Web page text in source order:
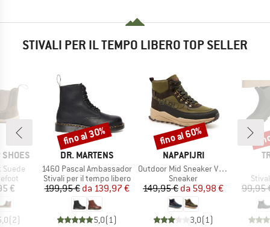
STIVALI PER IL TEMPO LIBERO TOP SELLER
SHOES
Suede
€
(2)
MARCHIO
DR. MARTENS
Articolo
1460 Pascal Ambassador
Gruppo di prodotti
Stivali per il tempo libero
Prezzo
199,95 € Prezzo ridotto
da 139,97 €
5,0(1)
Sconto
fino al 30%
MARCHIO
NAPAPIJRI
Articolo
Outdoor Mid Sneaker Vortec
Gruppo di prodotti
Sneaker
Prezzo
149,95 € Prezzo ridotto
da 59,98 €
3,0(1)
Sconto
fino al 60%
99,95